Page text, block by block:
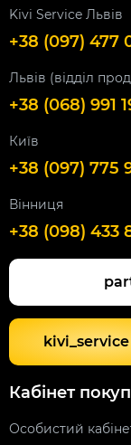
Kivi Service Львів
+38 (097) 477
Львів (відділ
+38 (068) 991
Київ
+38 (097) 775
Вінниця
+38 (098) 433
kivi_service
Кабінет
Особистий